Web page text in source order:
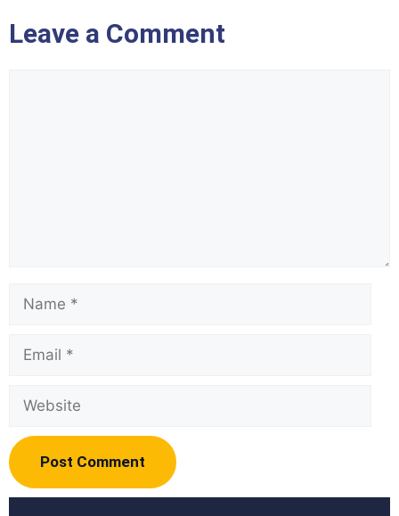
Leave a Comment
Name
Email
Website